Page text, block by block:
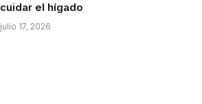
cuidar el hígado
julio 17, 2026